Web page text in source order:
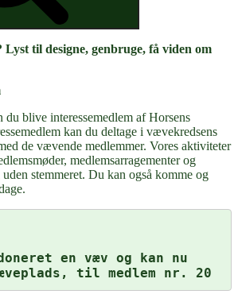
til designe, genbruge, få viden om
du blive interessemedlem af Horsens
kan du deltage i vævekredsens
de vævende medlemmer. Vores aktiviteter
medlemsarragementer og
stemmeret. Du kan også komme og
en væv og kan nu
til medlem nr. 20